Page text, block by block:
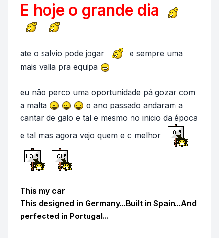
E hoje o grande dia
ate o salvio pode jogar
e sempre uma
mais valia pra equipa
eu não perco uma oportunidade pá gozar com
a malta
o ano passado andaram a
cantar de galo e tal e mesmo no inicio da época
e tal mas agora vejo quem e o melhor
This my car
This designed in Germany...Built in Spain...And
perfected in Portugal...